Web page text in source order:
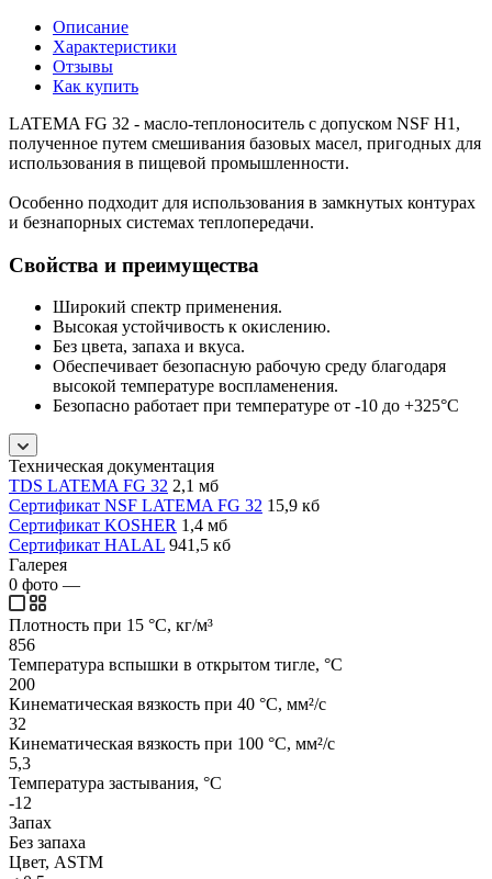
Описание
Характеристики
Отзывы
Как купить
LATEMA FG 32 - масло-теплоноситель с допуском NSF H1,
полученное путем смешивания базовых масел, пригодных для
использования в пищевой промышленности.
Особенно подходит для использования в замкнутых контурах
и безнапорных системах теплопередачи.
Свойства и преимущества
Широкий спектр применения.
Высокая устойчивость к окислению.
Без цвета, запаха и вкуса.
Обеспечивает безопасную рабочую среду благодаря
высокой температуре воспламенения.
Безопасно работает при температуре от -10 до +325°С
Техническая документация
TDS LATEMA FG 32 2,1 мб
Сертификат NSF LATEMA FG 32 15,9 кб
Сертификат KOSHER 1,4 мб
Сертификат HALAL 941,5 кб
Галерея
0 фото —
Плотность при 15 °C, кг/м³
856
Температура вспышки в открытом тигле, °C
200
Кинематическая вязкость при 40 °C, мм²/с
32
Кинематическая вязкость при 100 °C, мм²/с
5,3
Температура застывания, °C
-12
Запах
Без запаха
Цвет, ASTM